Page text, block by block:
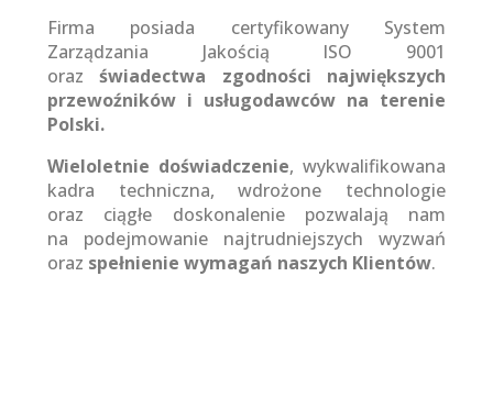
Firma posiada certyfikowany System
Zarządzania Jakością ISO 9001
orazświadectwa zgodności największych
przewoźników i usługodawców na terenie
Polski.
Wieloletnie doświadczenie, wykwalifikowana
kadra techniczna, wdrożone technologie
oraz ciągłe doskonalenie pozwalają nam
na podejmowanie najtrudniejszych wyzwań
oraz spełnienie wymagań naszych Klientów.